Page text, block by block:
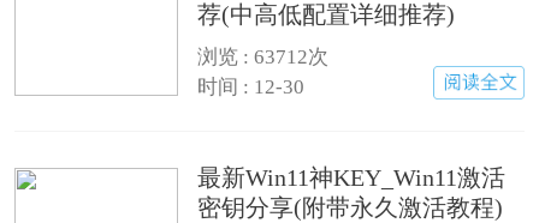
荐(中高低配置详细推荐)
浏览 :63712次
时间 : 12-30
最新Win11神KEY_Win11激活
密钥分享(附带永久激活教程)